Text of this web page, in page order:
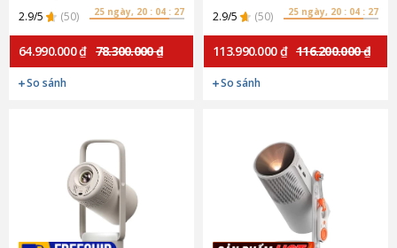
2.9/5
(50) 25 ngày, 20 : 04 : 27
64.990.000 ₫ 78.300.000 ₫
So sánh
Moonlight Sand (Chính hãng)
2.9/5 (50) 25 ngày, 20 : 04 : 27
113.990.000 ₫ 116.200.000 ₫
So sánh